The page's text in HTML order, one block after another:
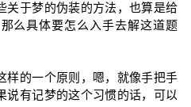
关于梦的伪装的方法，也算是给
么具体要怎么入手去解这道题
样的一个原则，嗯，就像手把手
说有记梦的这个习惯的话，可以